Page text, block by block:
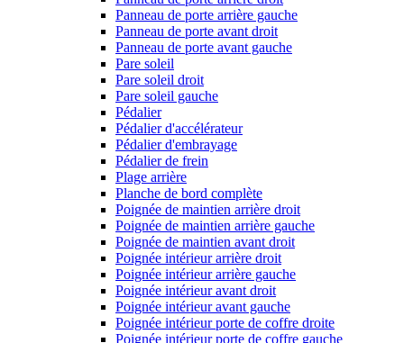
Panneau de porte arrière gauche
Panneau de porte avant droit
Panneau de porte avant gauche
Pare soleil
Pare soleil droit
Pare soleil gauche
Pédalier
Pédalier d'accélérateur
Pédalier d'embrayage
Pédalier de frein
Plage arrière
Planche de bord complète
Poignée de maintien arrière droit
Poignée de maintien arrière gauche
Poignée de maintien avant droit
Poignée intérieur arrière droit
Poignée intérieur arrière gauche
Poignée intérieur avant droit
Poignée intérieur avant gauche
Poignée intérieur porte de coffre droite
Poignée intérieur porte de coffre gauche